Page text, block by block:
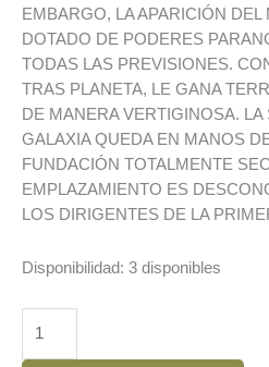
EMBARGO, LA APARICIÓN
DOTADO DE PODERES
TODAS LAS PREVISIONES.
TRAS PLANETA, LE GANA
DE MANERA VERTIGINOSA. LA
GALAXIA QUEDA EN MANOS
FUNDACIÓN TOTALMENTE
EMPLAZAMIENTO ES
LOS DIRIGENTES DE LA
Disponibilidad: 3 disponibles
DE